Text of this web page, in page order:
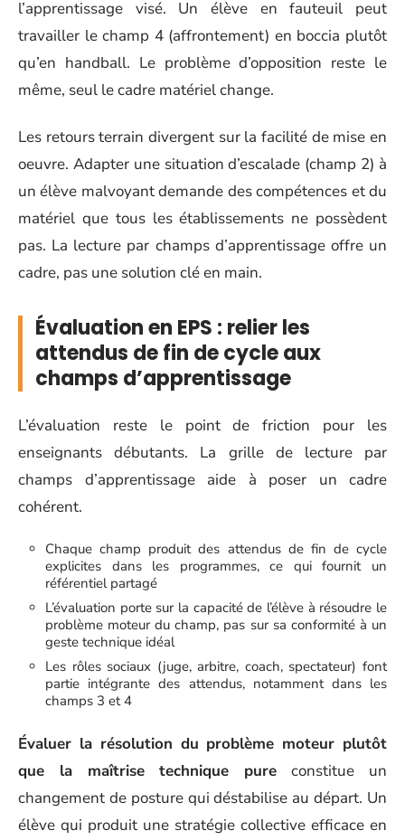
l’apprentissage visé. Un élève en fauteuil peut
travailler le champ 4 (affrontement) en boccia plutôt
qu’en handball. Le problème d’opposition reste le
même, seul le cadre matériel change.
Les retours terrain divergent sur la facilité de mise en
oeuvre. Adapter une situation d’escalade (champ 2) à
un élève malvoyant demande des compétences et du
matériel que tous les établissements ne possèdent
pas. La lecture par champs d’apprentissage offre un
cadre, pas une solution clé en main.
Évaluation en EPS : relier les
attendus de fin de cycle aux
champs d’apprentissage
L’évaluation reste le point de friction pour les
enseignants débutants. La grille de lecture par
champs d’apprentissage aide à poser un cadre
cohérent.
Chaque champ produit des attendus de fin de cycle
explicites dans les programmes, ce qui fournit un
référentiel partagé
L’évaluation porte sur la capacité de l’élève à résoudre le
problème moteur du champ, pas sur sa conformité à un
geste technique idéal
Les rôles sociaux (juge, arbitre, coach, spectateur) font
partie intégrante des attendus, notamment dans les
champs 3 et 4
Évaluer la résolution du problème moteur plutôt
que la maîtrise technique pure constitue un
changement de posture qui déstabilise au départ. Un
élève qui produit une stratégie collective efficace en